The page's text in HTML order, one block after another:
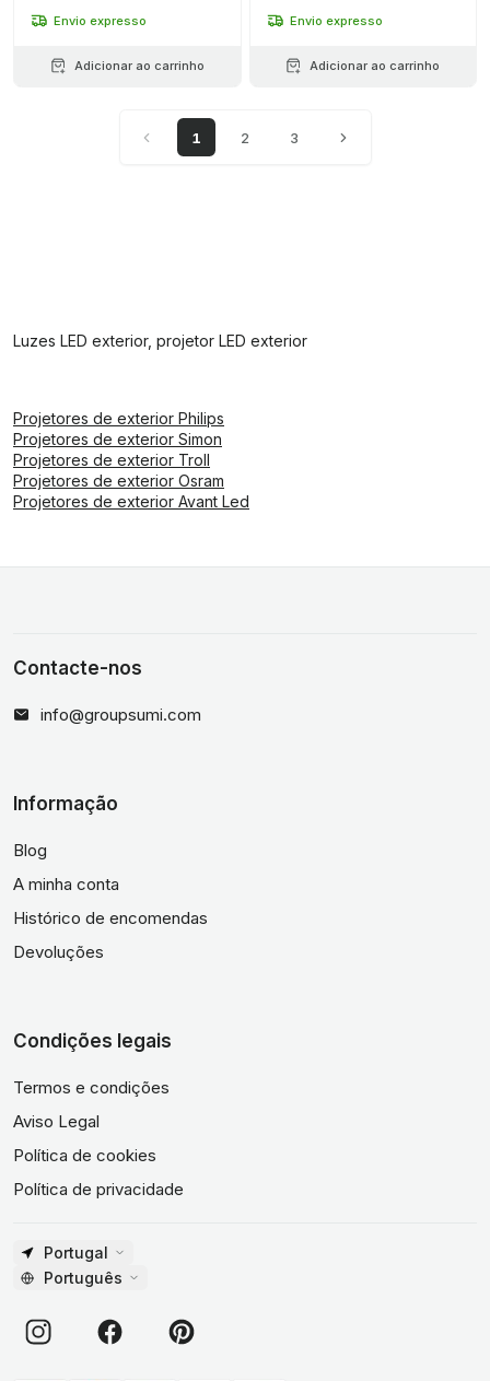
Envio expresso
Adicionar ao carrinho
Envio expresso
Adicionar ao carrinho
1 2 3
Luzes LED exterior, projetor LED exterior
Projetores de exterior Philips
Projetores de exterior Simon
Projetores de exterior Troll
Projetores de exterior Osram
Projetores de exterior Avant Led
Contacte-nos
info@groupsumi.com
Informação
Blog
A minha conta
Histórico de encomendas
Devoluções
Condições legais
Termos e condições
Aviso Legal
Política de cookies
Política de privacidade
Portugal
Português